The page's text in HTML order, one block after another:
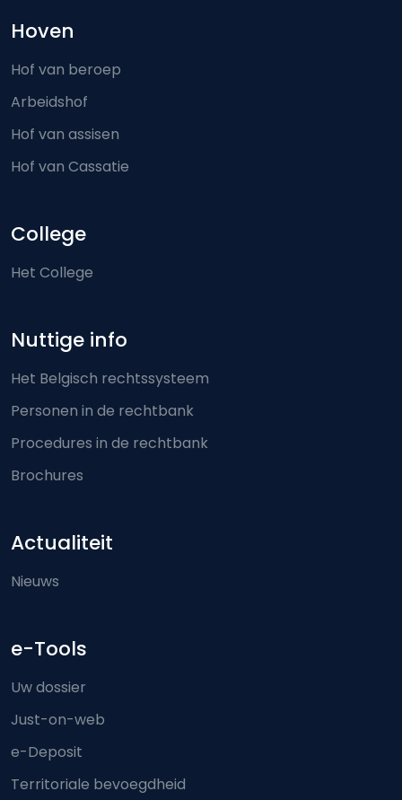
Hoven
Hof van beroep
Arbeidshof
Hof van assisen
Hof van Cassatie
College
Het College
Nuttige info
Het Belgisch rechtssysteem
Personen in de rechtbank
Procedures in de rechtbank
Brochures
Actualiteit
Nieuws
e-Tools
Uw dossier
Just-on-web
e-Deposit
Territoriale bevoegdheid